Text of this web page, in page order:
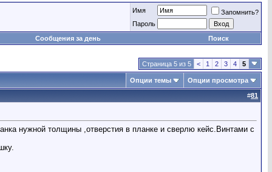
Имя
Запомнить?
Пароль
Сообщения за день
Поиск
Страница 5 из 5 < 1 2 3 4 5
Опции темы Опции просмотра
#81
нужной толщины ,отверстия в планке и сверлю кейс.Винтами с